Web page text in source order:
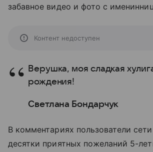
забавное видео и фото с
Контент недоступен
Верушка, моя сладкая
рождения!
Светлана Бондарчук
В комментариях пользователи
десятки приятных пожеланий 5-